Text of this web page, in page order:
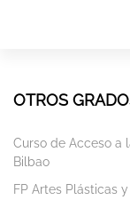
OTROS
Curso de Acceso a
Bilbao
FP Artes Plásticas